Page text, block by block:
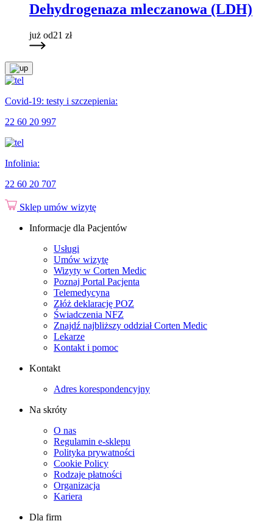
Dehydrogenaza mleczanowa (LDH)
już od21 zł
Covid-19: testy i szczepienia:
22 60 20 997
Infolinia:
22 60 20 707
Sklep umów wizytę
Informacje dla Pacjentów
Usługi
Umów wizytę
Wizyty w Corten Medic
Poznaj Portal Pacjenta
Telemedycyna
Złóż deklarację POZ
Świadczenia NFZ
Znajdź najbliższy oddział Corten Medic
Lekarze
Kontakt i pomoc
Kontakt
Adres korespondencyjny
Na skróty
O nas
Regulamin e-sklepu
Polityka prywatności
Cookie Policy
Rodzaje płatności
Organizacja
Kariera
Dla firm